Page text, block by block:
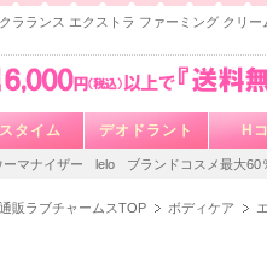
ラランス エクストラ ファーミング クリ
タイム デオドラント H
ーマナイザー lelo ブランドコスメ最大60
販ラブチャームスTOP ボディケア